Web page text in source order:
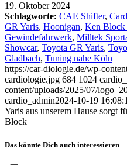
19. Oktober 2024
Schlagworte: CAE Shifter,
GR Yaris, Hoonigan, Ken Block
Gewindefahrwerk, Milltek
Showcar, Toyota GR Yaris,
Gladbach, Tuning nahe Köln
https://car-diologie.de/wp-
cardiologie.jpg 684 1024
content/uploads/2025/07/
cardio_admin2024-10-19
Yaris aus unserem Hause sorgt
Block
Das könnte Dich auch interessieren